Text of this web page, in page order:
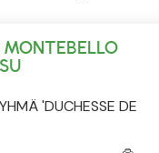
MONTEBELLO
'DUCHESSE DE